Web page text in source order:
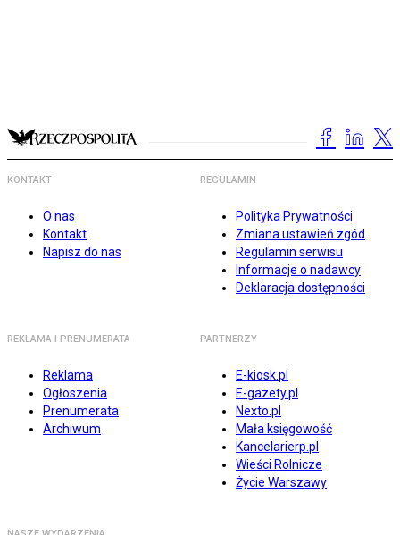
KONTAKT
O nas
Kontakt
Napisz do nas
REGULAMIN
Polityka Prywatności
Zmiana ustawień zgód
Regulamin serwisu
Informacje o nadawcy
Deklaracja dostępności
REKLAMA I PRENUMERATA
Reklama
Ogłoszenia
Prenumerata
Archiwum
PARTNERZY
E-kiosk.pl
E-gazety.pl
Nexto.pl
Mała księgowość
Kancelarierp.pl
Wieści Rolnicze
Życie Warszawy